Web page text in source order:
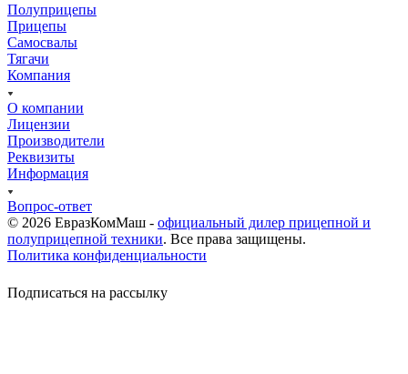
Полуприцепы
Прицепы
Самосвалы
Тягачи
Компания
О компании
Лицензии
Производители
Реквизиты
Информация
Вопрос-ответ
© 2026 ЕвразКомМаш - официальный дилер прицепной и
полуприцепной техники. Все права защищены.
Политика конфиденциальности
Подписаться на рассылку